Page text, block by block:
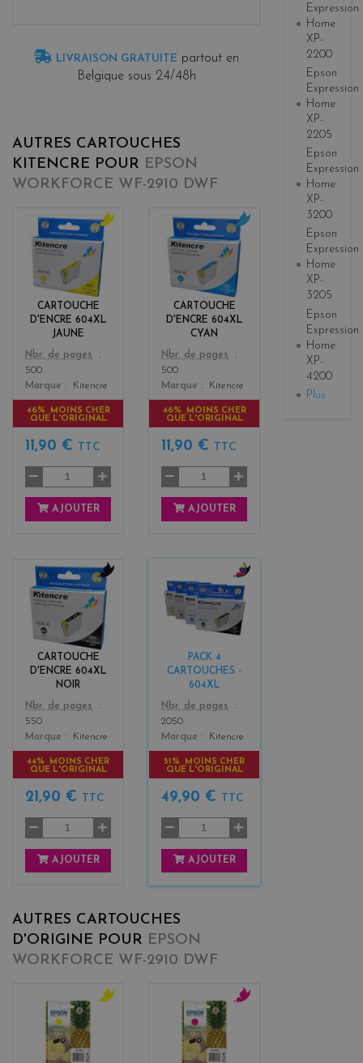
LIVRAISON GRATUITE partout en
Belgique sous 24/48h
AUTRES CARTOUCHES
KITENCRE POUR EPSON
WORKFORCE WF-2910 DWF
CARTOUCHE
D'ENCRE 604XL
JAUNE
Color
e
l
o
w
Nbr. de pages
500
Marque
Kitencre
46% MOINS CHER
QUE L'ORIGINAL
11,90 € TTC
AJOUTER
CARTOUCHE
D'ENCRE 604XL
CYAN
Color
y
a
n
Nbr. de pages
500
Marque
Kitencre
46% MOINS CHER
QUE L'ORIGINAL
11,90 € TTC
AJOUTER
CARTOUCHE
D'ENCRE 604XL
NOIR
Color
b
l
k
Nbr. de pages
550
Marque
Kitencre
44% MOINS CHER
QUE L'ORIGINAL
21,90 € TTC
AJOUTER
PACK 4
CARTOUCHES -
604XL
Color
b
l
c
+
Nbr. de pages
2050
Marque
Kitencre
51% MOINS CHER
QUE L'ORIGINAL
49,90 € TTC
AJOUTER
AUTRES CARTOUCHES
D'ORIGINE POUR EPSON
WORKFORCE WF-2910 DWF
Expression
Home
XP-
2200
Epson
Expression
Home
XP-
2205
Epson
Expression
Home
XP-
3200
Epson
Expression
Home
XP-
3205
Epson
Expression
Home
XP-
4200
Plus